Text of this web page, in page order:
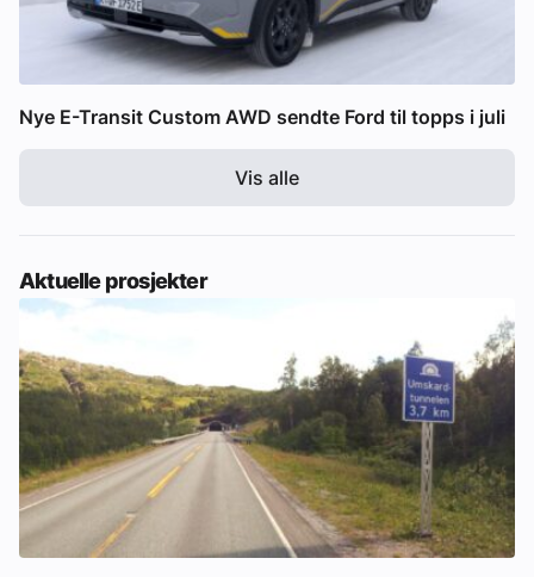
Nye E-Transit Custom AWD sendte Ford til topps i juli
Vis alle
Aktuelle prosjekter